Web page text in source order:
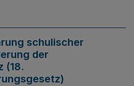
schulischer
der
(18.